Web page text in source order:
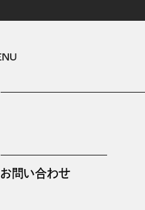
お問い合わせ